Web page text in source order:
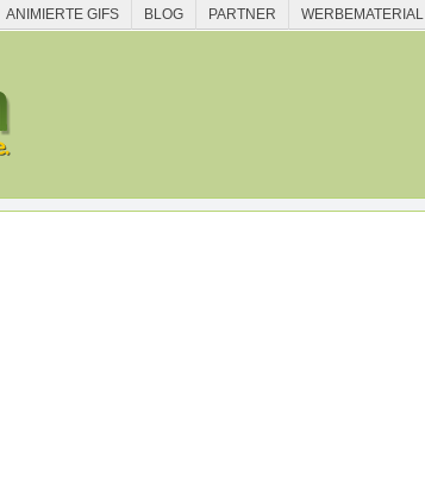
ANIMIERTE GIFS BLOG PARTNER WERBEMATERIAL